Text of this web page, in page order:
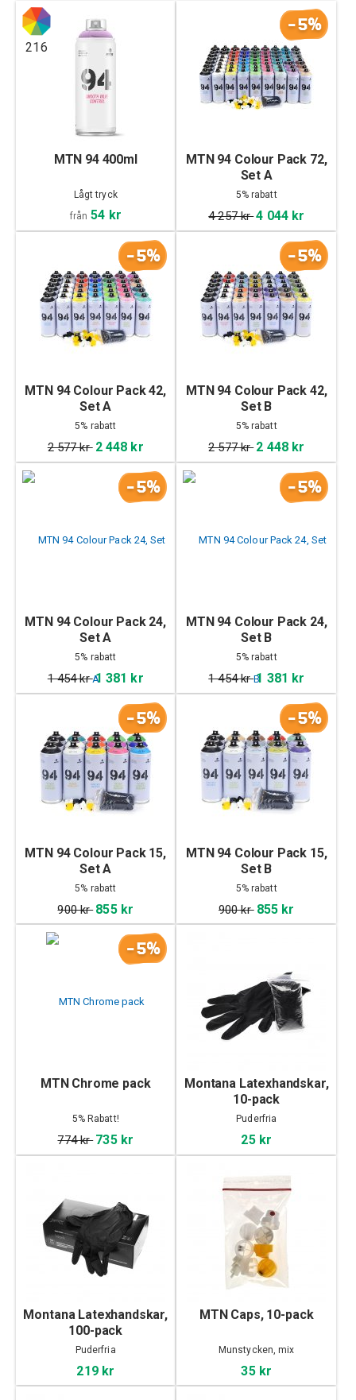
216
MTN 94 400ml
Lågt tryck
från 54 kr
-5%
MTN 94 Colour Pack 72,
Set A
5% rabatt
4 257 kr4 044 kr
-5%
MTN 94 Colour Pack 42,
Set A
5% rabatt
2 577 kr 2 448 kr
-5%
MTN 94 Colour Pack 42,
Set B
5% rabatt
2 577 kr 2 448 kr
-5%
MTN 94 Colour Pack 24,
Set A
5% rabatt
1 454 kr1 381 kr
-5%
MTN 94 Colour Pack 24,
Set B
5% rabatt
1 454 kr1 381 kr
-5%
MTN 94 Colour Pack 15,
Set A
5% rabatt
900 kr 855 kr
-5%
MTN 94 Colour Pack 15,
Set B
5% rabatt
900 kr 855 kr
-5%
MTN Chrome pack
5% Rabatt!
774 kr 735 kr
Montana Latexhandskar,
10-pack
Puderfria
25 kr
Montana Latexhandskar,
100-pack
Puderfria
219 kr
MTN Caps, 10-pack
Munstycken, mix
35 kr